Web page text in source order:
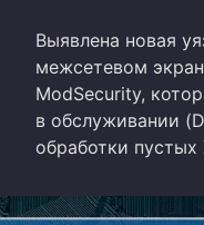
Выявлена новая
межсетевом
ModSecurity,
в обслуживании
обработки пустых